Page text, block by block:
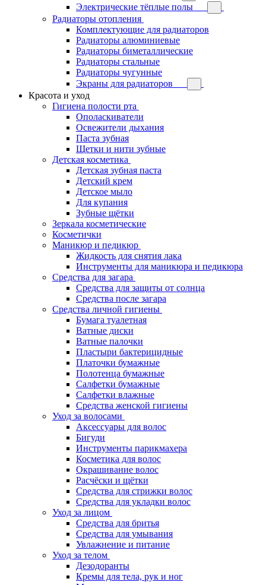
Электрические тёплые полы
Радиаторы отопления
Комплектующие для радиаторов
Радиаторы алюминиевые
Радиаторы биметаллические
Радиаторы стальные
Радиаторы чугунные
Экраны для радиаторов
Красота и уход
Гигиена полости рта
Ополаскиватели
Освежители дыхания
Паста зубная
Щетки и нити зубные
Детская косметика
Детская зубная паста
Детский крем
Детское мыло
Для купания
Зубные щётки
Зеркала косметические
Косметички
Маникюр и педикюр
Жидкость для снятия лака
Инструменты для маникюра и педикюра
Средства для загара
Средства для защиты от солнца
Средства после загара
Средства личной гигиены
Бумага туалетная
Ватные диски
Ватные палочки
Пластыри бактерицидные
Платочки бумажные
Полотенца бумажные
Салфетки бумажные
Салфетки влажные
Средства женской гигиены
Уход за волосами
Аксессуары для волос
Бигуди
Инструменты парикмахера
Косметика для волос
Окрашивание волос
Расчёски и щётки
Средства для стрижки волос
Средства для укладки волос
Уход за лицом
Средства для бритья
Средства для умывания
Увлажнение и питание
Уход за телом
Дезодоранты
Кремы для тела, рук и ног